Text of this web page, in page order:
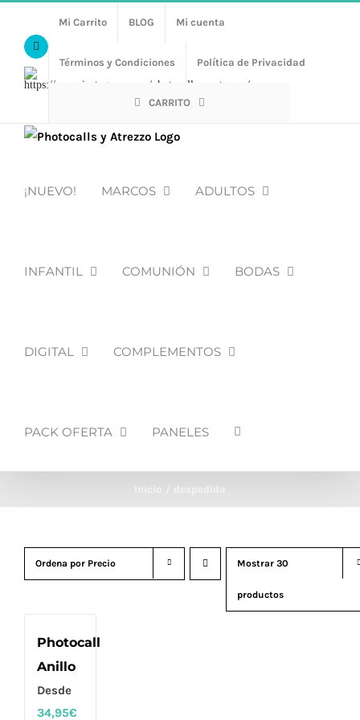
contenidoFacebook
Https://www.instagram.com/photocalls_y_atrezzo/
Mi Carrito BLOG Mi cuenta
Términos y Condiciones Política de Privacidad
CARRITO
¡NUEVO! MARCOS ADULTOS
INFANTIL COMUNIÓN BODAS
DIGITAL COMPLEMENTOS
PACK OFERTA PANELES
Inicio despedida
Ordena por Precio Mostrar 30
productos
Photocall
Anillo
Desde
34,95€